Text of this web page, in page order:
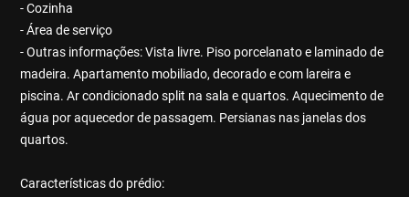
- Cozinha
- Área de serviço
- Outras informações: Vista livre. Piso porcelanato e laminado de
madeira. Apartamento mobiliado, decorado e com lareira e
piscina. Ar condicionado split na sala e quartos. Aquecimento de
água por aquecedor de passagem. Persianas nas janelas dos
quartos.
Características do prédio: